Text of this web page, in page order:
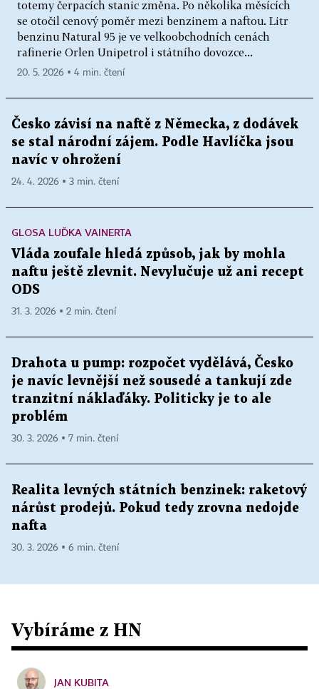
totemy čerpacích stanic změna. Po několika měsících
se otočil cenový poměr mezi benzinem a naftou. Litr
benzinu Natural 95 je ve velkoobchodních cenách
rafinerie Orlen Unipetrol i státního dovozce...
20. 5. 2026 ▪ 4 min. čtení
Česko závisí na naftě z Německa, z dodávek
se stal národní zájem. Podle Havlíčka jsou
navíc v ohrožení
24. 4. 2026 ▪ 3 min. čtení
GLOSA LUĎKA VAINERTA
Vláda zoufale hledá způsob, jak by mohla
naftu ještě zlevnit. Nevylučuje už ani recept
ODS
31. 3. 2026 ▪ 2 min. čtení
Drahota u pump: rozpočet vydělává, Česko
je navíc levnější než sousedé a tankují zde
tranzitní náklaďáky. Politicky je to ale
problém
30. 3. 2026 ▪ 7 min. čtení
Realita levných státních benzinek: raketový
nárůst prodejů. Pokud tedy zrovna nedojde
nafta
30. 3. 2026 ▪ 6 min. čtení
Vybíráme z HN
JAN KUBITA